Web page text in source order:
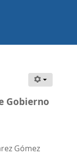
Gobierno
Gómez